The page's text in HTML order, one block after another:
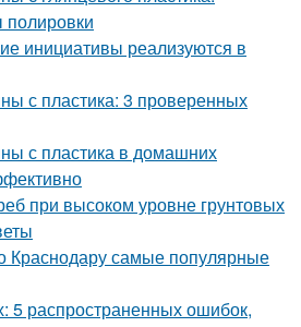
инициативы реализуются в
с пластика: 3 проверенных
с пластика в домашних
при высоком уровне грунтовых
Краснодару самые популярные
5 распространенных ошибок,